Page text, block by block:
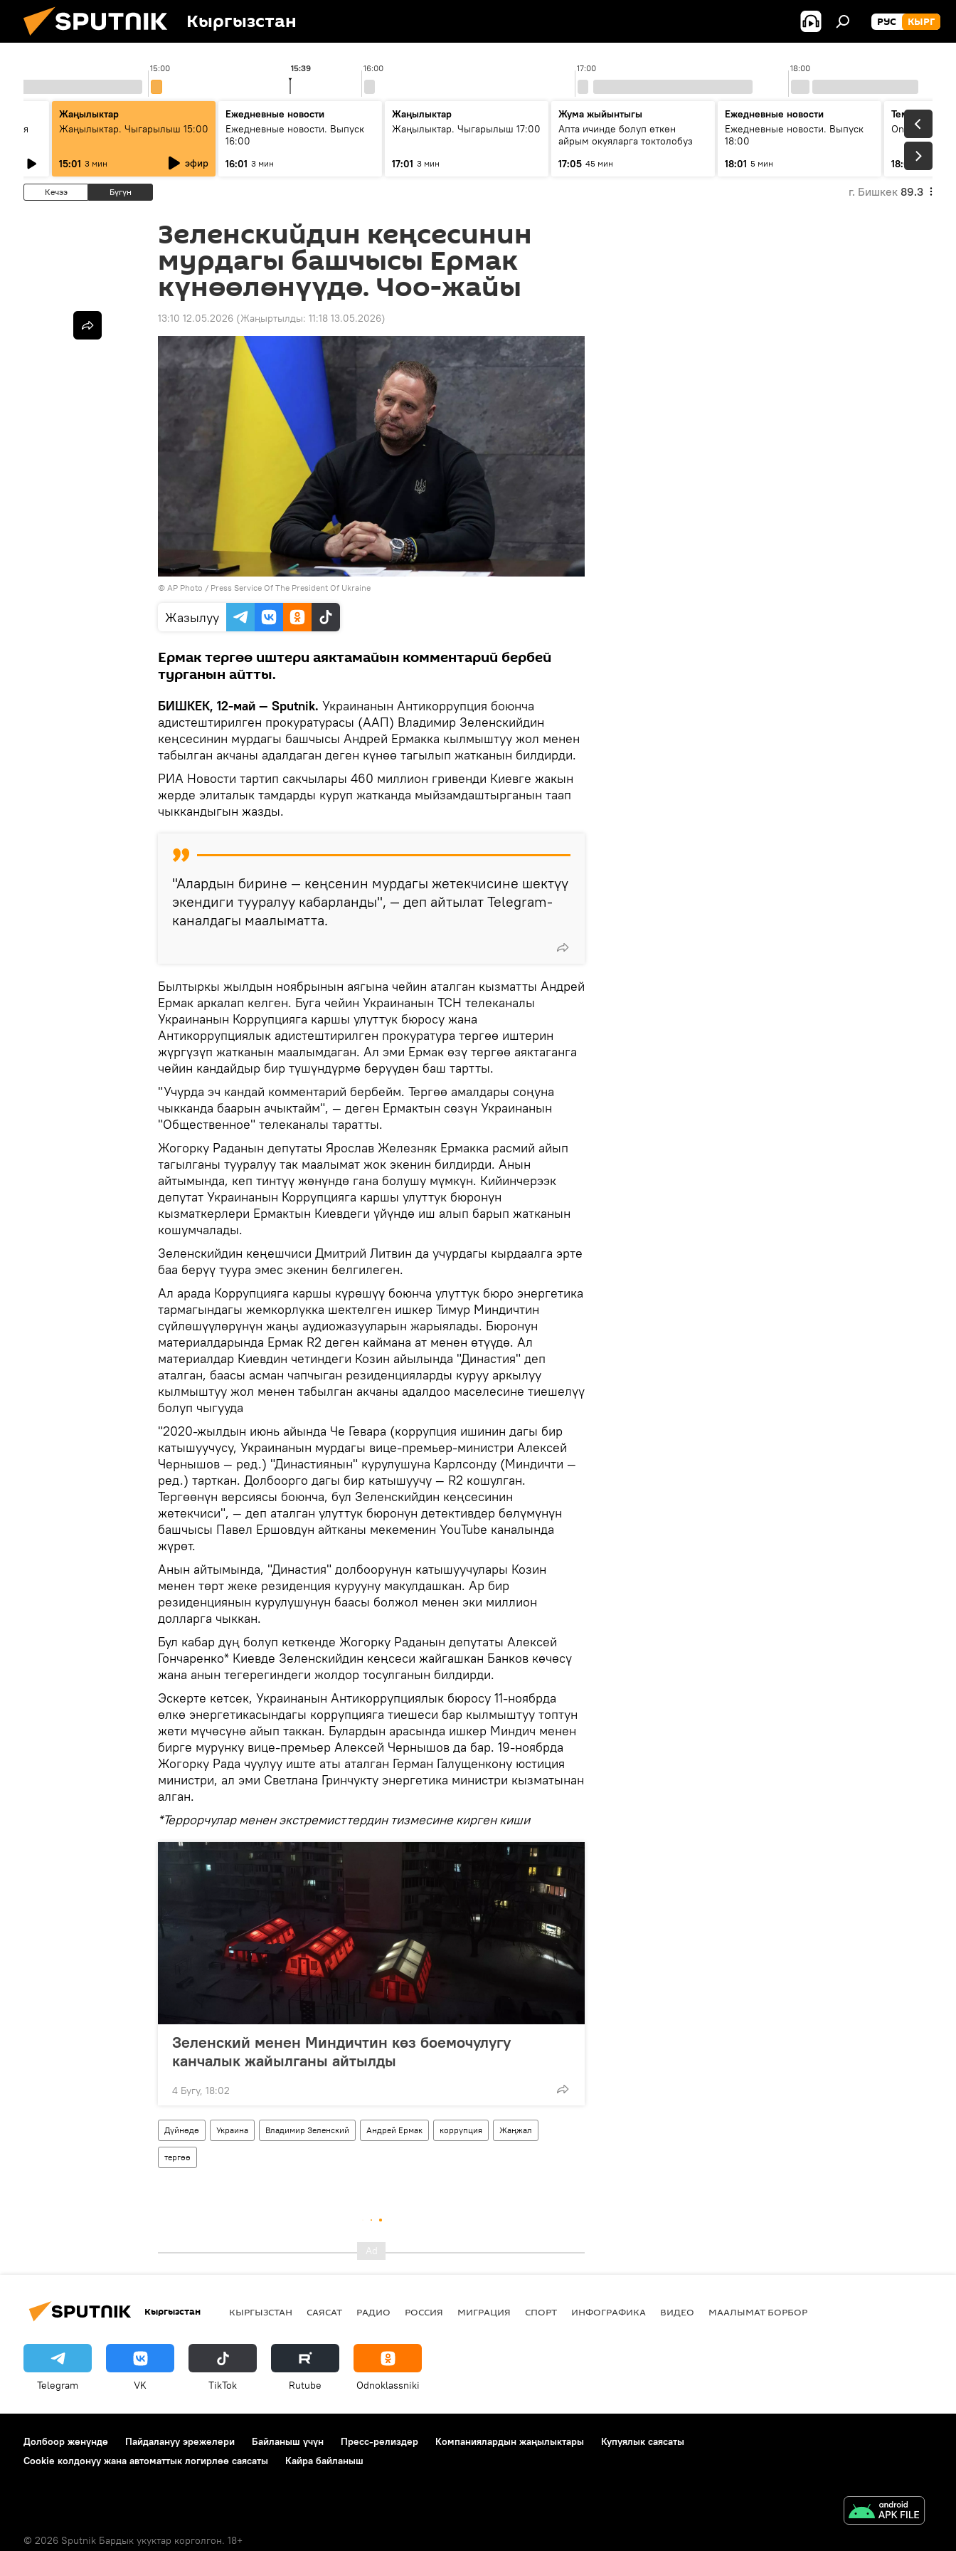
Кыргызстан РУС КЫРГ
15:00 16:00 17:00 18:00
15:39
Жаңылыктар
Жаңылыктар. Чыгарылыш 15:00
15:01 3 мин эфир
Ежедневные новости
Ежедневные новости. Выпуск
16:00
16:01 3 мин
Жаңылыктар
Жаңылыктар. Чыгарылыш 17:00
17:01 3 мин
Жума жыйынтыгы
Апта ичинде болуп өткөн
айрым окуяларга токтолобуз
17:05 45 мин
Ежедневные новости
Ежедневные новости. Выпуск
18:00
18:01 5 мин
Тема дня
On air
18:07
Кечээ Бүгүн г. Бишкек 89.3
Зеленскийдин кеңсесинин
мурдагы башчысы Ермак
күнөөлөнүүдө. Чоо-жайы
13:10 12.05.2026 (Жаңыртылды: 11:18 13.05.2026)
© AP Photo / Press Service Of The President Of Ukraine
Жазылуу
Ермак тергөө иштери аяктамайын комментарий бербей
турганын айтты.
БИШКЕК, 12-май — Sputnik. Украинанын Антикоррупция боюнча
адистештирилген прокуратурасы (ААП) Владимир Зеленскийдин
кеңсесинин мурдагы башчысы Андрей Ермакка кылмыштуу жол менен
табылган акчаны адалдаган деген күнөө тагылып жатканын билдирди.
РИА Новости тартип сакчылары 460 миллион гривенди Киевге жакын
жерде элиталык тамдарды куруп жатканда мыйзамдаштырганын таап
чыккандыгын жазды.
"Алардын бирине — кеңсенин мурдагы жетекчисине шектүү
экендиги тууралуу кабарланды", — деп айтылат Telegram-
каналдагы маалыматта.
Былтыркы жылдын ноябрынын аягына чейин аталган кызматты Андрей
Ермак аркалап келген. Буга чейин Украинанын ТСН телеканалы
Украинанын Коррупцияга каршы улуттук бюросу жана
Антикоррупциялык адистештирилген прокуратура тергөө иштерин
жүргүзүп жатканын маалымдаган. Ал эми Ермак өзү тергөө аяктаганга
чейин кандайдыр бир түшүндүрмө берүүдөн баш тартты.
"Учурда эч кандай комментарий бербейм. Тергөө амалдары соңуна
чыкканда баарын ачыктайм", — деген Ермактын сөзүн Украинанын
"Общественное" телеканалы таратты.
Жогорку Раданын депутаты Ярослав Железняк Ермакка расмий айып
тагылганы тууралуу так маалымат жок экенин билдирди. Анын
айтымында, кеп тинтүү жөнүндө гана болушу мүмкүн. Кийинчерээк
депутат Украинанын Коррупцияга каршы улуттук бюронун
кызматкерлери Ермактын Киевдеги үйүндө иш алып барып жатканын
кошумчалады.
Зеленскийдин кеңешчиси Дмитрий Литвин да учурдагы кырдаалга эрте
баа берүү туура эмес экенин белгилеген.
Ал арада Коррупцияга каршы күрөшүү боюнча улуттук бюро энергетика
тармагындагы жемкорлукка шектелген ишкер Тимур Миндичтин
сүйлөшүүлөрүнүн жаңы аудиожазууларын жарыялады. Бюронун
материалдарында Ермак R2 деген каймана ат менен өтүүдө. Ал
материалдар Киевдин четиндеги Козин айылында "Династия" деп
аталган, баасы асман чапчыган резиденцияларды куруу аркылуу
кылмыштуу жол менен табылган акчаны адалдоо маселесине тиешелүү
болуп чыгууда
"2020-жылдын июнь айында Че Гевара (коррупция ишинин дагы бир
катышуучусу, Украинанын мурдагы вице-премьер-министри Алексей
Чернышов — ред.) "Династиянын" курулушуна Карлсонду (Миндичти —
ред.) тарткан. Долбоорго дагы бир катышуучу — R2 кошулган.
Тергөөнүн версиясы боюнча, бул Зеленскийдин кеңсесинин
жетекчиси", — деп аталган улуттук бюронун детективдер бөлүмүнүн
башчысы Павел Ершовдун айтканы мекеменин YouTube каналында
жүрөт.
Анын айтымында, "Династия" долбоорунун катышуучулары Козин
менен төрт жеке резиденция курууну макулдашкан. Ар бир
резиденциянын курулушунун баасы болжол менен эки миллион
долларга чыккан.
Бул кабар дүң болуп кеткенде Жогорку Раданын депутаты Алексей
Гончаренко* Киевде Зеленскийдин кеңсеси жайгашкан Банков көчөсү
жана анын тегерегиндеги жолдор тосулганын билдирди.
Эскерте кетсек, Украинанын Антикоррупциялык бюросу 11-ноябрда
өлкө энергетикасындагы коррупцияга тиешеси бар кылмыштуу топтун
жети мүчөсүнө айып таккан. Булардын арасында ишкер Миндич менен
бирге мурунку вице-премьер Алексей Чернышов да бар. 19-ноябрда
Жогорку Рада чуулуу иште аты аталган Герман Галущенкону юстиция
министри, ал эми Светлана Гринчукту энергетика министри кызматынан
алган.
*Террорчулар менен экстремисттердин тизмесине кирген киши
Зеленский менен Миндичтин көз боемочулугу
канчалык жайылганы айтылды
4 Бугу, 18:02
Дүйнөдө Украина Владимир Зеленский Андрей Ермак коррупция Жаңжал
тергөө
Кыргызстан КЫРГЫЗСТАН САЯСАТ РАДИО РОССИЯ МИГРАЦИЯ СПОРТ ИНФОГРАФИКА ВИДЕО МААЛЫМАТ БОРБОР
Telegram VK ТikТоk Rutube Odnoklassniki
Долбоор жөнүндө Пайдалануу эрежелери Байланыш үчүн Пресс-релиздер Компаниялардын жаңылыктары
Купуялык саясаты
Cookie колдонуу жана автоматтык логирлөө саясаты
Кайра байланыш
© 2026 Sputnik Бардык укуктар корголгон. 18+